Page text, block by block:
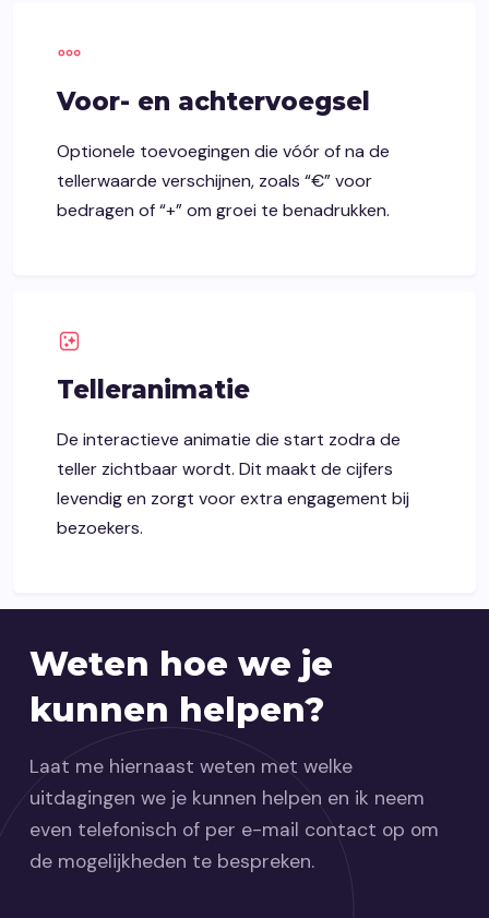
Voor- en achtervoegsel
Optionele toevoegingen die vóór of na de
tellerwaarde verschijnen, zoals “€” voor
bedragen of “+” om groei te benadrukken.
Telleranimatie
De interactieve animatie die start zodra de
teller zichtbaar wordt. Dit maakt de cijfers
levendig en zorgt voor extra engagement bij
bezoekers.
Weten hoe we je
kunnen helpen?
Laat me hiernaast weten met welke
uitdagingen we je kunnen helpen en ik neem
even telefonisch of per e-mail contact op om
de mogelijkheden te bespreken.